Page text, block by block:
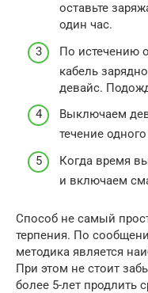
оставьте
один час.
По истечению
кабель
девайс.
Выключаем
течение
Когда время
и включаем
Способ не самый
терпения. По
методика является
При этом не стоит
более 5-лет продлить